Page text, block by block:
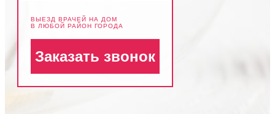
ВЫЕЗД ВРАЧЕЙ НА ДОМ
В ЛЮБОЙ РАЙОН ГОРОДА
Заказать звонок